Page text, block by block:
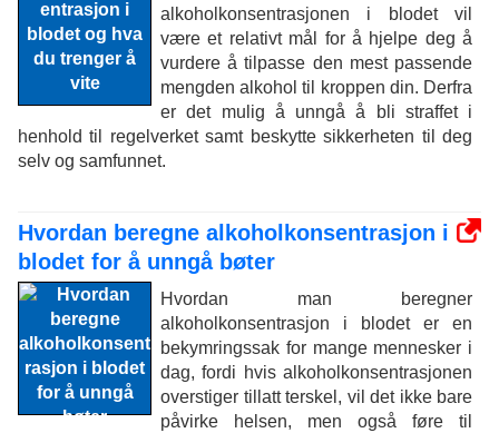
alkoholkonsentrasjonen i blodet vil
være et relativt mål for å hjelpe deg å
vurdere å tilpasse den mest passende
mengden alkohol til kroppen din. Derfra
er det mulig å unngå å bli straffet i
henhold til regelverket samt beskytte sikkerheten til deg
selv og samfunnet.
Hvordan beregne alkoholkonsentrasjon i
blodet for å unngå bøter
Hvordan man beregner
alkoholkonsentrasjon i blodet er en
bekymringssak for mange mennesker i
dag, fordi hvis alkoholkonsentrasjonen
overstiger tillatt terskel, vil det ikke bare
påvirke helsen, men også føre til